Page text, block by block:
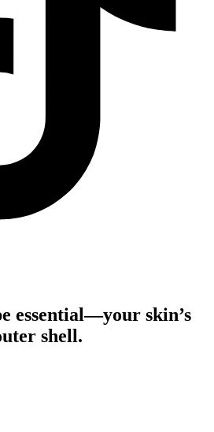
essential—your skin’s
shell.